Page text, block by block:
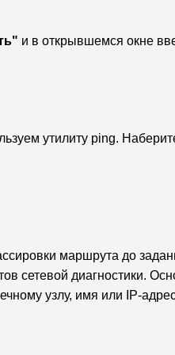
и в открывшемся окне
утилиту ping.
сетевой диагностики.
узлу, имя или IP-